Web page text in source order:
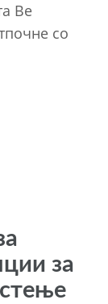
Ве
со
за